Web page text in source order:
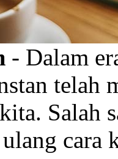
- Dalam
telah
Salah
cara